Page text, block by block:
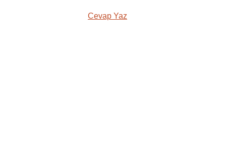
Cevap Yaz